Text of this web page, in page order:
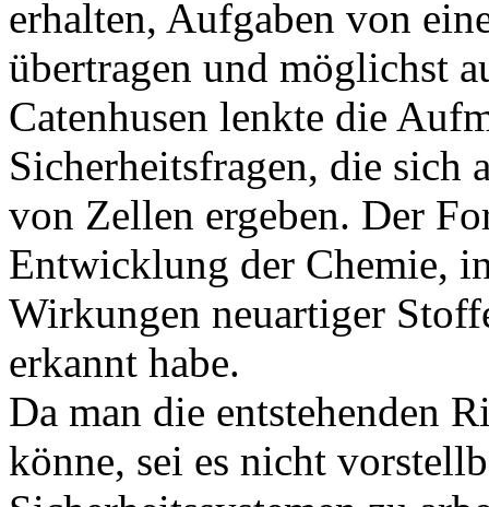
erhalten, Aufgaben von
übertragen und möglichst
Catenhusen lenkte die
Sicherheitsfragen, die sich
von Zellen ergeben. Der
Entwicklung der Chemie,
Wirkungen neuartiger
erkannt habe.
Da man die entstehenden
könne, sei es nicht